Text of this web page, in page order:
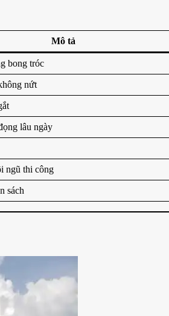
Mô tả
bong tróc
nứt
lâu ngày
ngũ thi công
sách